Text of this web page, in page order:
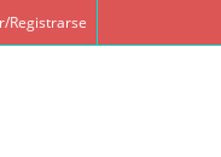
Registrarse